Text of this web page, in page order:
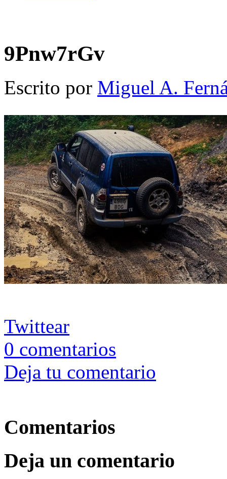
9Pnw7rGv
Escrito por Miguel A.
Twittear
0 comentarios
Deja tu comentario
Comentarios
Deja un comentario